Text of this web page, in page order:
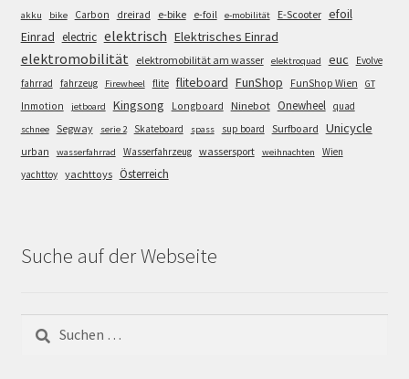
akku bike Carbon dreirad e-bike e-foil e-mobilität E-Scooter efoil
Einrad electric elektrisch Elektrisches Einrad
elektromobilität elektromobilität am wasser elektroquad euc
Evolve
fahrrad
fahrzeug Firewheel flite fliteboard FunShop FunShop Wien GT
Inmotion jetboard Kingsong Longboard Ninebot Onewheel quad
schnee Segway serie 2 Skateboard spass sup board Surfboard Unicycle
urban wasserfahrrad Wasserfahrzeug wassersport weihnachten
Wien
yachttoy yachttoys Österreich
Suche auf der Webseite
nach: